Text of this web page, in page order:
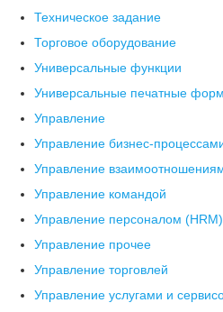
Техническое задание
Торговое оборудование
Универсальные функции
Универсальные печатные
Управление
Управление бизнес-
Управление
Управление командой
Управление персоналом (HRM)
Управление прочее
Управление торговлей
Управление услугами и